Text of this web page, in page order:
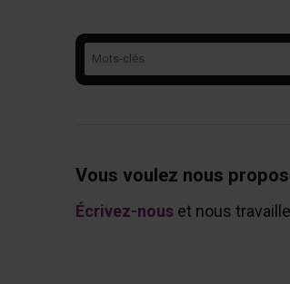
Vous voulez nous
Écrivez-nouset nous